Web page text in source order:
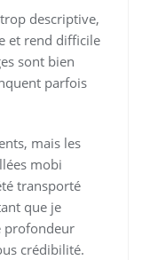
descriptive,
et rend difficile
sont bien
parfois
mais les
mobi
transporté
que je
profondeur
crédibilité.